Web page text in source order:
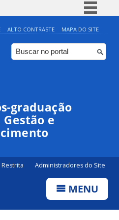
Simplifique!
Comunica BR
Participe
Canais
ALTO CONTRASTE MAPA DO SITE
graduação
e
Administradores do Site
MENU